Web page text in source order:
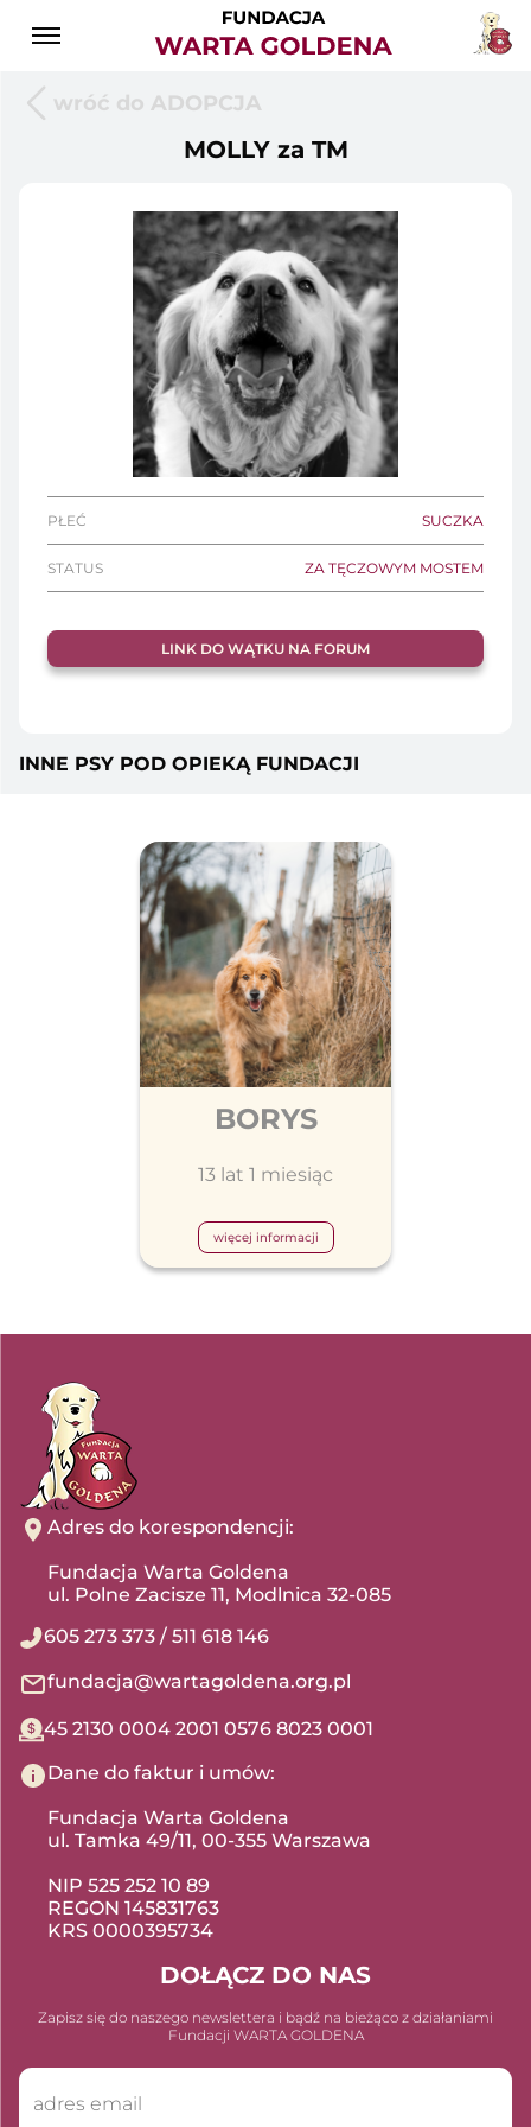
wróć do ADOPCJA
MOLLY za TM
PŁEĆ SUCZKA
STATUS ZA TĘCZOWYM MOSTEM
LINK DO WĄTKU NA FORUM
INNE PSY POD OPIEKĄ FUNDACJI
BORYS
13 lat 1 miesiąc
więcej informacji
Adres do korespondencji:
Fundacja Warta Goldena
ul. Polne Zacisze 11, Modlnica 32-085
605 273 373 / 511 618 146
fundacja@wartagoldena.org.pl
45 2130 0004 2001 0576 8023 0001
Dane do faktur i umów:
Fundacja Warta Goldena
ul. Tamka 49/11, 00-355 Warszawa
NIP 525 252 10 89
REGON 145831763
KRS 0000395734
DOŁĄCZ DO NAS
Zapisz się do naszego newslettera i bądź na bieżąco z działaniami
Fundacji WARTA GOLDENA